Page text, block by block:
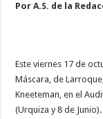
Por A.S. de la
Este viernes 17 de
Máscara, de
Kneeteman, en el
(Urquiza y 8 de